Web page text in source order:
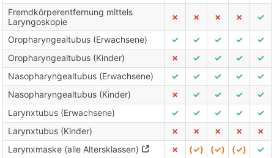
Fremdkörperentfernung mittels
Laryngoskopie
✗ ✗ ✗ ✗ ✓
Oropharyngealtubus (Erwachsene) ✓ ✓ ✓ ✓
✓
Oropharyngealtubus (Kinder)
✗ ✓ ✓ ✓
✓
Nasopharyngealtubus (Erwachsene)
✓ ✓ ✓ ✓
✓
Nasopharyngealtubus (Kinder)
✗ ✓ ✓ ✓
✓
Larynxtubus (Erwachsene)
✓ ✓ ✓ ✓
✓
Larynxtubus (Kinder)
✗ ✗ ✗ ✗
✗
Larynxmaske (alle Altersklassen)
✗ (✓) (✓) (✓)
✓